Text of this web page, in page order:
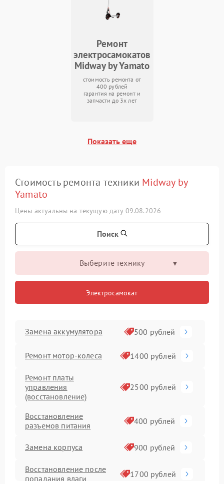
Ремонт
электросамокатов
Midway by Yamato
стоимость ремонта от
400 рублей
гарантия на ремонт и
запчасти до 3х лет
Показать еще
Стоимость ремонта техники Midway by
Yamato
Цены актуальны на текущую дату 09.08.2026
Поиск
Выберите технику
Электросамокат
Замена аккумулятора 500 рублей
Ремонт мотор-колеса 1400 рублей
Ремонт платы
управления
(восстановление)
2500 рублей
Восстановление
разъемов питания
400 рублей
Замена корпуса 900 рублей
Восстановление после
попадания влаги
1700 рублей